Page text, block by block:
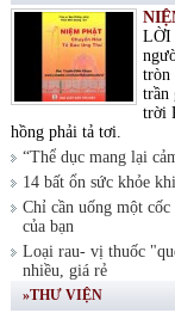
LỜI
tròn
trần
trời
hồng phải tả tơi.
“Thể dục mang lại
14 bất ổn sức khỏe
Chỉ cần uống một
của bạn
Loại rau- vị thuốc
nhiều, giá rẻ
»THƯ VIỆN